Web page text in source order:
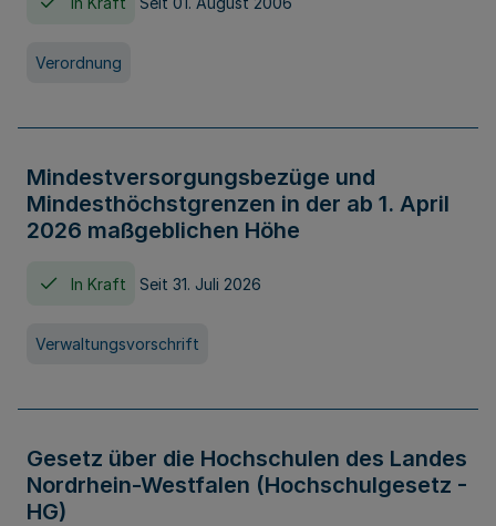
Verordnung
Mindestversorgungsbezüge und
Mindesthöchstgrenzen in der ab 1. April
2026 maßgeblichen Höhe
In Kraft Seit 31. Juli 2026
Verwaltungsvorschrift
Gesetz über die Hochschulen des Landes
Nordrhein-Westfalen (Hochschulgesetz -
HG)